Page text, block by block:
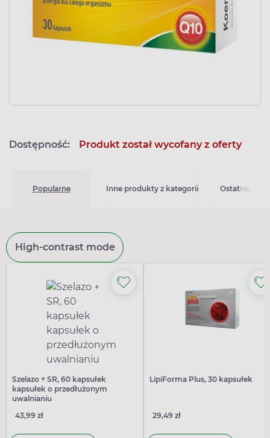
Dostępność: Produkt został wycofany z oferty
Popularne Inne produkty z kategorii Ostatnio
High-contrast mode
Szelazo + SR, 60 kapsułek
kapsułek o przedłużonym
uwalnianiu
43,99 zł
LipiForma Plus, 30 kapsułek
29,49 zł